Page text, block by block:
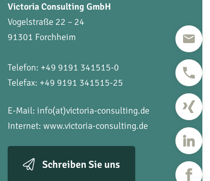
Victoria Consulting GmbH
Vogelstraße 22 – 24
91301 Forchheim
Telefon: +49 9191 341515-0
Telefax: +49 9191 341515-25
E-Mail: info(at)victoria-consulting.de
Internet: www.victoria-consulting.de
Schreiben Sie uns